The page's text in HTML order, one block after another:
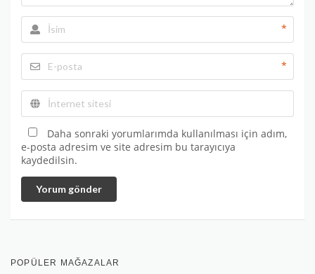
*
*
Daha sonraki yorumlarımda kullanılması için adım,
e-posta adresim ve site adresim bu tarayıcıya
kaydedilsin.
Yorum gönder
POPÜLER MAĞAZALAR